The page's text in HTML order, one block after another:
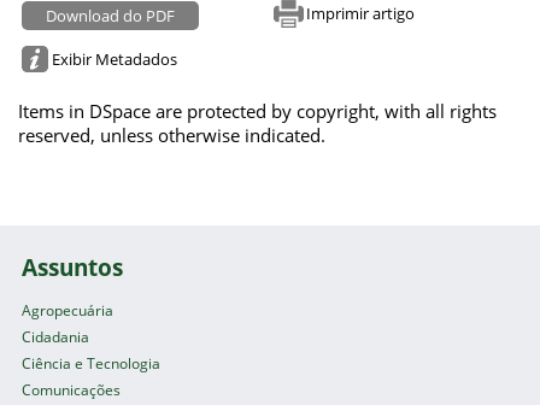
Download do PDF Imprimir artigo
Exibir Metadados
Items in DSpace are protected by copyright, with all rights
reserved, unless otherwise indicated.
Assuntos
Agropecuária
Cidadania
Ciência e Tecnologia
Comunicações